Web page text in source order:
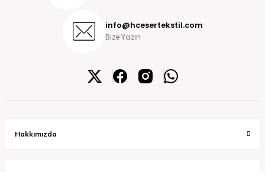
info@hcesertekstil.com
Bize Yazın
Hakkımızda